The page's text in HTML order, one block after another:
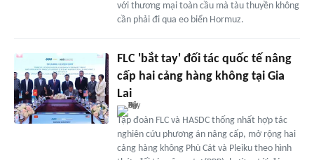
với thương mại toàn cầu mà tàu thuyền không
cần phải đi qua eo biển Hormuz.
FLC 'bắt tay' đối tác quốc tế nâng
cấp hai cảng hàng không tại Gia
Lai
Tập đoàn FLC và HASDC thống nhất hợp tác
nghiên cứu phương án nâng cấp, mở rộng hai
cảng hàng không Phù Cát và Pleiku theo hình